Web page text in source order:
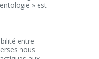
» est
entre
nous